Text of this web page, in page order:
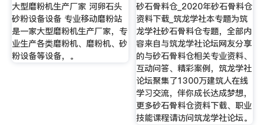
大型磨粉机生产厂家 河卵石头
砂粉设备设备 专业移动磨粉站
是一家大型磨粉机生产厂家，专
业生产各类磨粉机、磨粉机、砂
粉设备等设备，。
砂石骨料仓_2020年砂石骨料仓
资料下载_筑龙学社本专题为筑
龙学社砂石骨料仓专题，全部内
容来自与筑龙学社论坛网友分享
的与砂石骨料仓相关专业资料、
互动问答、精彩案例，筑龙学社
论坛聚集了1300万建筑人在线
学习交流，伴你成长达成梦想，
更多砂石骨料仓资料下载、职业
技能课程请访问筑龙学社论坛。